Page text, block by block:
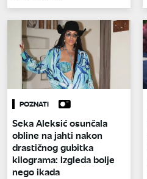
POZNATI
Seka Aleksić osunčala
obline na jahti nakon
drastičnog gubitka
kilograma: Izgleda bolje
nego ikada